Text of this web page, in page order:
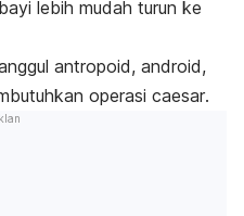
lebih mudah turun ke
antropoid, android,
operasi caesar.